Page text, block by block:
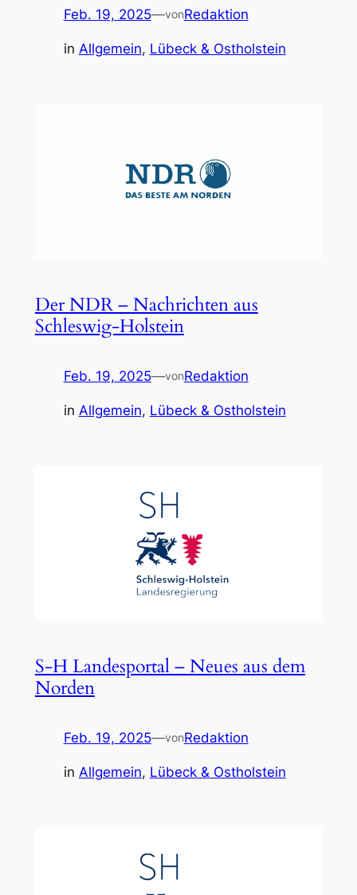
Feb. 19, 2025—vonRedaktion
in Allgemein, Lübeck & Ostholstein
Der NDR – Nachrichten aus
Schleswig-Holstein
Feb. 19, 2025—vonRedaktion
in Allgemein, Lübeck & Ostholstein
S-H Landesportal – Neues aus dem
Norden
Feb. 19, 2025—vonRedaktion
in Allgemein, Lübeck & Ostholstein